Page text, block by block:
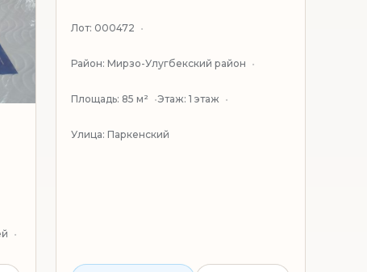
Лот: 000472
Район: Мирзо-Улугбекский район
Площадь: 85 м² Этаж: 1 этаж
Улица: Паркенский